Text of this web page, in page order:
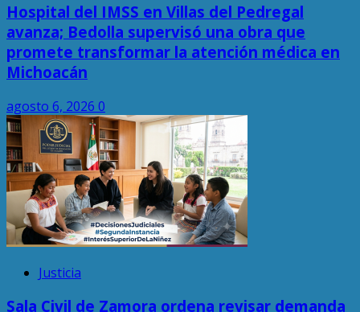
Hospital del IMSS en Villas del Pedregal
avanza; Bedolla supervisó una obra que
promete transformar la atención médica en
Michoacán
agosto 6, 2026 0
Justicia
Sala Civil de Zamora ordena revisar demanda